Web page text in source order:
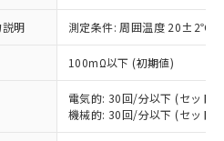
明 測定条件: 周囲温度 20±2℃
100mΩ以下 (初期値)
電気的: 30回/分以下 (セット
機械的: 30回/分以下 (セット
指令（10物質）の
品が提供可能な商品で
指令（10物質）の非含
切り替える予定のある